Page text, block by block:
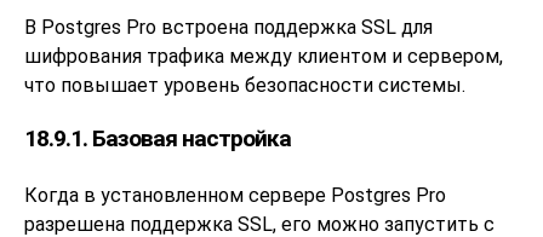
В Postgres Pro встроена поддержка SSL для
шифрования трафика между клиентом и сервером,
что повышает уровень безопасности системы.
18.9.1. Базовая настройка
Когда в установленном сервере Postgres Pro
разрешена поддержка SSL, его можно запустить с